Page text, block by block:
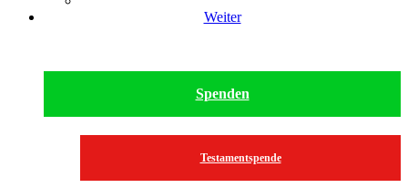
Weiter
Spenden
Testamentspende